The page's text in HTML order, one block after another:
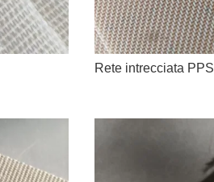
Rete intrecciata PPS